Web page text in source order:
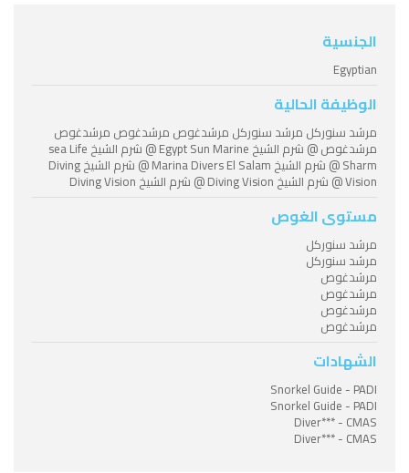
الجنسية
Egyptian
الوظيفة الحالية
مرشد سنوركل مرشد سنوركل مرشدغوص مرشدغوص مرشدغوص
مرشدغوص @ شرم الشيخ Egypt Sun Marine @ شرم الشيخ sea Life
Sharm @ شرم الشيخ Marina Divers El Salam @ شرم الشيخ Diving
Vision @ شرم الشيخ Diving Vision @ شرم الشيخ Diving Vision
مستوى الغوص
مرشد سنوركل
مرشد سنوركل
مرشدغوص
مرشدغوص
مرشدغوص
مرشدغوص
الشهادات
Snorkel Guide - PADI
Snorkel Guide - PADI
Diver*** - CMAS
Diver*** - CMAS